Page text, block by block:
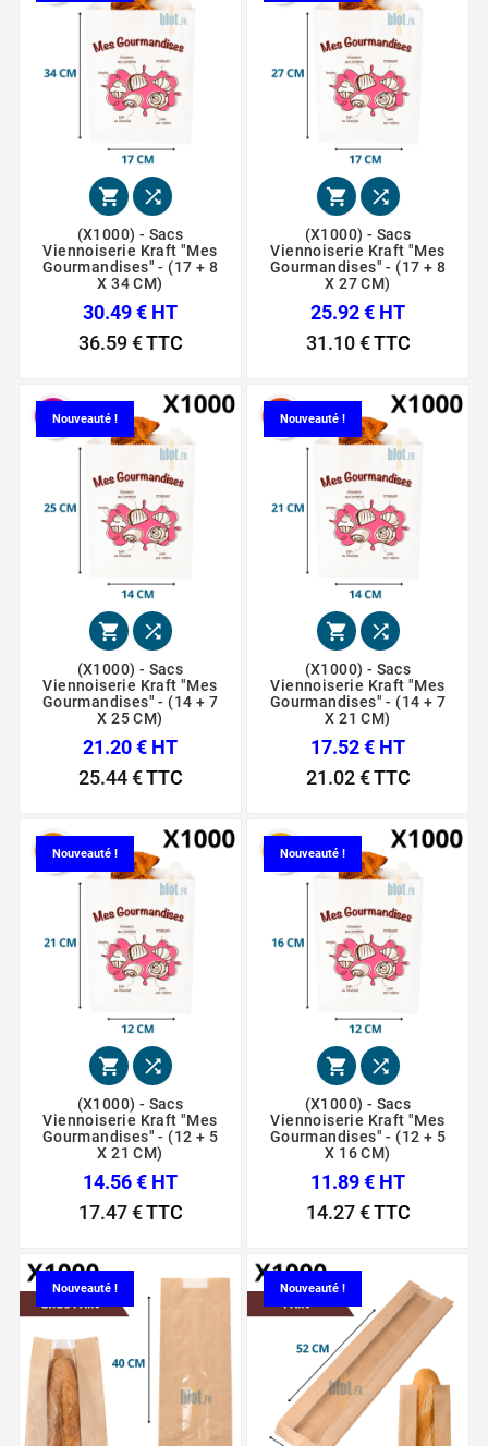
 
(X1000) - Sacs
Viennoiserie Kraft "Mes
Gourmandises" - (17 + 8
X 34 CM)
30.49 € HT
36.59 €TTC
 
(X1000) - Sacs
Viennoiserie Kraft "Mes
Gourmandises" - (17 + 8
X 27 CM)
25.92 € HT
31.10 €TTC
Nouveauté !
 
(X1000) - Sacs
Viennoiserie Kraft "Mes
Gourmandises" - (14 + 7
X 25 CM)
21.20 € HT
25.44 €TTC
Nouveauté !
 
(X1000) - Sacs
Viennoiserie Kraft "Mes
Gourmandises" - (14 + 7
X 21 CM)
17.52 € HT
21.02 €TTC
Nouveauté !
 
(X1000) - Sacs
Viennoiserie Kraft "Mes
Gourmandises" - (12 + 5
X 21 CM)
14.56 € HT
17.47 €TTC
Nouveauté !
 
(X1000) - Sacs
Viennoiserie Kraft "Mes
Gourmandises" - (12 + 5
X 16 CM)
11.89 € HT
14.27 €TTC
Nouveauté ! Nouveauté !